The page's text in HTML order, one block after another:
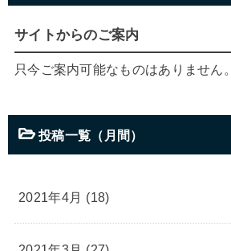
サイトからのご案内
只今ご案内可能なものはありません。
投稿一覧（月間）
2021年4月 (18)